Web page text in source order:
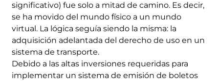
significativo) fue solo a mitad de camino. Es decir,
se ha movido del mundo físico a un mundo
virtual. La lógica seguía siendo la misma: la
adquisición adelantada del derecho de uso en un
sistema de transporte.
Debido a las altas inversiones requeridas para
implementar un sistema de emisión de boletos